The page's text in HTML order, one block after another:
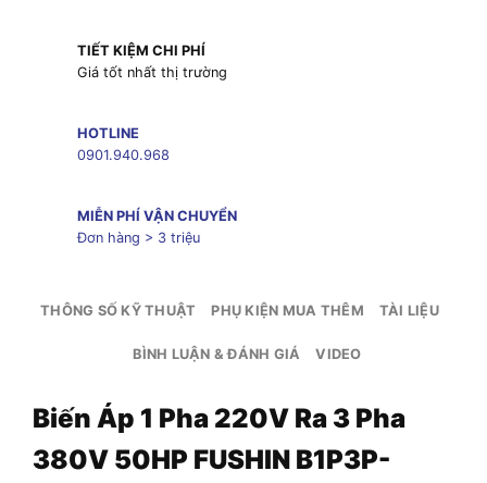
TIẾT KIỆM CHI PHÍ
Giá tốt nhất thị trường
HOTLINE
0901.940.968
MIỄN PHÍ VẬN CHUYỂN
Đơn hàng > 3 triệu
THÔNG SỐ KỸ THUẬT PHỤ KIỆN MUA THÊM TÀI LIỆU
BÌNH LUẬN & ĐÁNH GIÁ VIDEO
Biến Áp 1 Pha 220V Ra 3 Pha
380V 50HP FUSHIN B1P3P-